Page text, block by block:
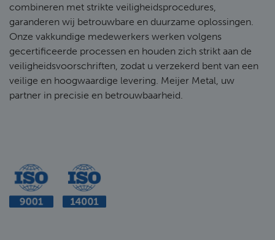
combineren met strikte veiligheidsprocedures,
garanderen wij betrouwbare en duurzame oplossingen.
Onze vakkundige medewerkers werken volgens
gecertificeerde processen en houden zich strikt aan de
veiligheidsvoorschriften, zodat u verzekerd bent van een
veilige en hoogwaardige levering. Meijer Metal, uw
partner in precisie en betrouwbaarheid.